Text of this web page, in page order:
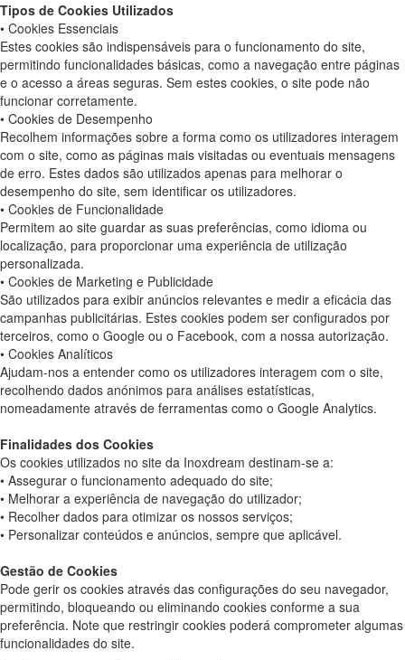
Tipos de Cookies Utilizados
• Cookies Essenciais
Estes cookies são indispensáveis para o funcionamento do site,
permitindo funcionalidades básicas, como a navegação entre páginas
e o acesso a áreas seguras. Sem estes cookies, o site pode não
funcionar corretamente.
• Cookies de Desempenho
Recolhem informações sobre a forma como os utilizadores interagem
com o site, como as páginas mais visitadas ou eventuais mensagens
de erro. Estes dados são utilizados apenas para melhorar o
desempenho do site, sem identificar os utilizadores.
• Cookies de Funcionalidade
Permitem ao site guardar as suas preferências, como idioma ou
localização, para proporcionar uma experiência de utilização
personalizada.
• Cookies de Marketing e Publicidade
São utilizados para exibir anúncios relevantes e medir a eficácia das
campanhas publicitárias. Estes cookies podem ser configurados por
terceiros, como o Google ou o Facebook, com a nossa autorização.
• Cookies Analíticos
Ajudam-nos a entender como os utilizadores interagem com o site,
recolhendo dados anónimos para análises estatísticas,
nomeadamente através de ferramentas como o Google Analytics.
Finalidades dos Cookies
Os cookies utilizados no site da Inoxdream destinam-se a:
• Assegurar o funcionamento adequado do site;
• Melhorar a experiência de navegação do utilizador;
• Recolher dados para otimizar os nossos serviços;
• Personalizar conteúdos e anúncios, sempre que aplicável.
Gestão de Cookies
Pode gerir os cookies através das configurações do seu navegador,
permitindo, bloqueando ou eliminando cookies conforme a sua
preferência. Note que restringir cookies poderá comprometer algumas
funcionalidades do site.